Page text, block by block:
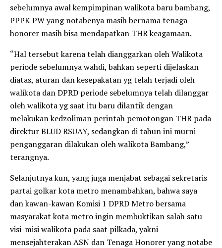
sebelumnya awal kempimpinan walikota baru bambang,
PPPK PW yang notabenya masih bernama tenaga
honorer masih bisa mendapatkan THR keagamaan.
“Hal tersebut karena telah dianggarkan oleh Walikota
periode sebelumnya wahdi, bahkan seperti dijelaskan
diatas, aturan dan kesepakatan yg telah terjadi oleh
walikota dan DPRD periode sebelumnya telah dilanggar
oleh walikota yg saat itu baru dilantik dengan
melakukan kedzoliman perintah pemotongan THR pada
direktur BLUD RSUAY, sedangkan di tahun ini murni
penganggaran dilakukan oleh walikota Bambang,”
terangnya.
Selanjutnya kun, yang juga menjabat sebagai sekretaris
partai golkar kota metro menambahkan, bahwa saya
dan kawan-kawan Komisi 1 DPRD Metro bersama
masyarakat kota metro ingin membuktikan salah satu
visi-misi walikota pada saat pilkada, yakni
mensejahterakan ASN dan Tenaga Honorer yang notabe